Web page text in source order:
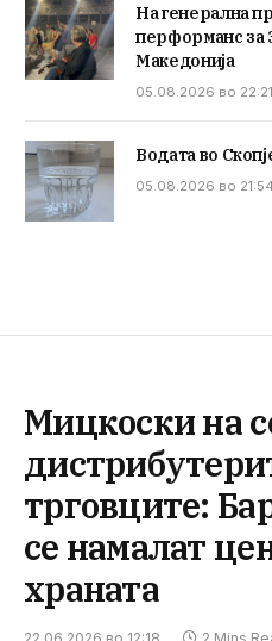
На генерална
перформанс за
Македонија
05.08.2026 во 22:21
Водата во
05.08.2026 во 21:54
Мицкоски на
трговците:
се намалат
храната